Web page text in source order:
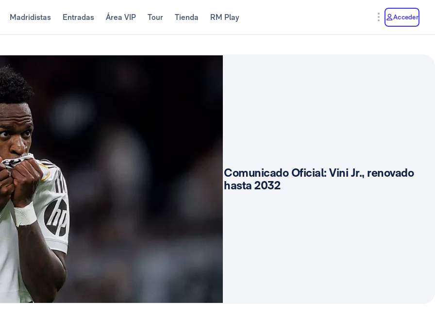
Madridistas Entradas Área VIP Tour Tienda RM Play Acceder
Comunicado Oficial: Vini Jr., renovado
hasta 2032